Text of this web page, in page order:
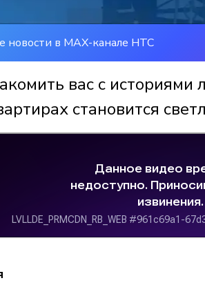
новости в MAX-канале НТС
вас с историями
становится